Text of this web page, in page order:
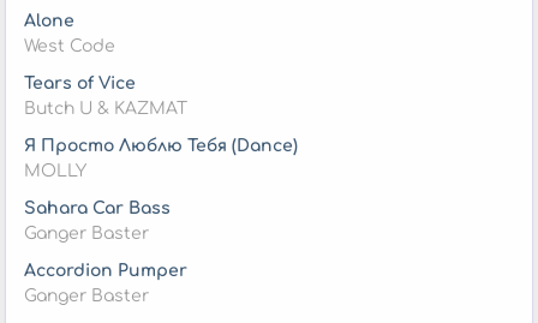
Alone
West Code
Tears of Vice
Butch U & KAZMAT
Я Просто Люблю Тебя (Dance)
MOLLY
Sahara Car Bass
Ganger Baster
Accordion Pumper
Ganger Baster